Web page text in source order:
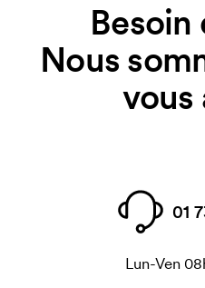
Besoin
Nous
vous
01
Lun-Ven